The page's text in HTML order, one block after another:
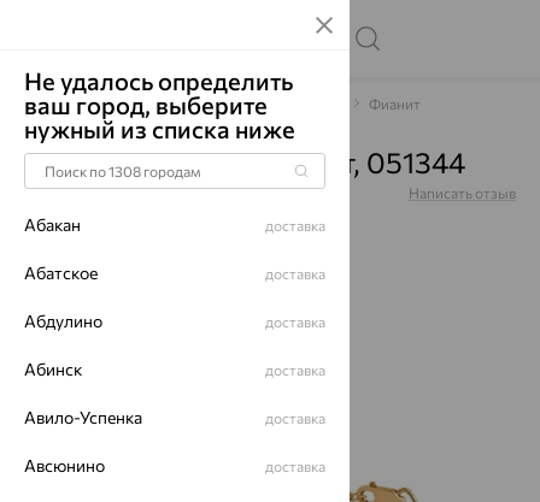
Главная Каталог Браслеты декоративные Фианит
Браслет, золото, фианит, 051344
Артикул:051344 Написать отзыв
Не удалось определить
ваш город, выберите
нужный из списка ниже
Абакан доставка
Абатское доставка
Абдулино доставка
Абинск доставка
Авило-Успенка доставка
Авсюнино доставка